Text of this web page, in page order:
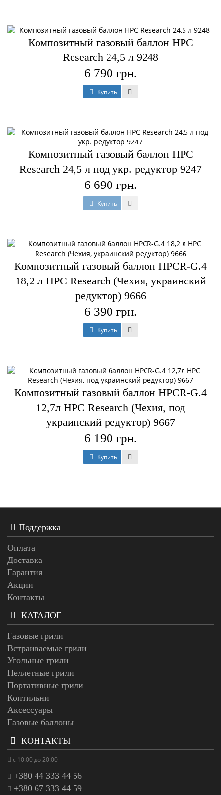
Композитный газовый баллон HPC
Research 24,5 л 9248
6 790 грн.
Купить
Композитный газовый баллон HPC
Research 24,5 л под укр. редуктор 9247
6 690 грн.
Купить
Композитный газовый баллон HPCR-G.4
18,2 л HPC Research (Чехия, украинский
редуктор) 9666
6 390 грн.
Купить
Композитный газовый баллон HPCR-G.4
12,7л HPC Research (Чехия, под
украинский редуктор) 9667
6 190 грн.
Купить
Поддержка
Оплата
Доставка
Гарантия
Акции
Контакты
КАТАЛОГ
Газовые грили
Встраиваемые грили
Угольные грили
Пеллетные грили
Портативные грили
Коптильни
Аксессуары
Газовые баллоны
КОНТАКТЫ
с 10:00 до 20:00
+380 44 333 44 56
+380 67 333 44 59